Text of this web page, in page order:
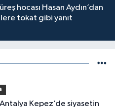
hocası Hasan Aydın’dan
tokat gibi yanıt